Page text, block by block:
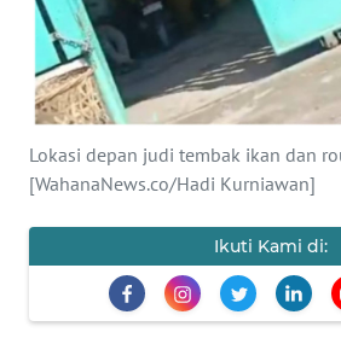
Lokasi depan judi tembak ikan dan
[WahanaNews.co/Hadi Kurniawan]
Ikuti Kami di:
KONTAK
KAMI
INFO
IKLAN
TENTANG
KAMI
PEDOMAN